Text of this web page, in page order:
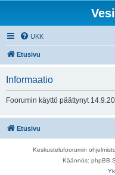
UKK
Etusivu
Informaatio
Foorumin käyttö päättynyt
Etusivu
Keskustelufoorumin ohjelmisto
Käännös: phpBB